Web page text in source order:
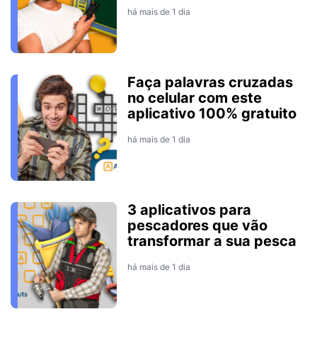
há mais de 1 dia
Faça palavras cruzadas
no celular com este
aplicativo 100% gratuito
há mais de 1 dia
3 aplicativos para
pescadores que vão
transformar a sua pesca
há mais de 1 dia